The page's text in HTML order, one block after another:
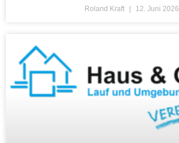
Roland Kraft 12. Juni 2026